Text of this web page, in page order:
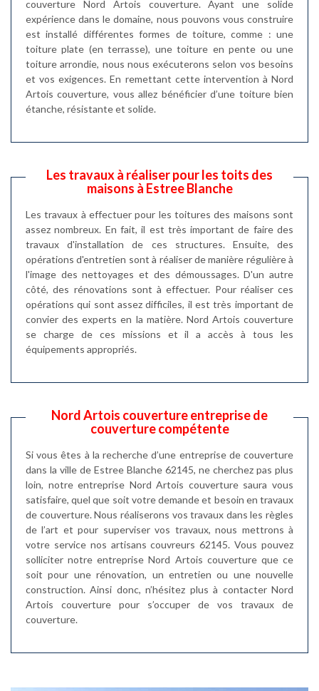
couverture Nord Artois couverture. Ayant une solide
expérience dans le domaine, nous pouvons vous construire
est installé différentes formes de toiture, comme : une
toiture plate (en terrasse), une toiture en pente ou une
toiture arrondie, nous nous exécuterons selon vos besoins
et vos exigences. En remettant cette intervention à Nord
Artois couverture, vous allez bénéficier d’une toiture bien
étanche, résistante et solide.
Les travaux à réaliser pour les toits des
maisons à Estree Blanche
Les travaux à effectuer pour les toitures des maisons sont
assez nombreux. En fait, il est très important de faire des
travaux d'installation de ces structures. Ensuite, des
opérations d'entretien sont à réaliser de manière régulière à
l'image des nettoyages et des démoussages. D'un autre
côté, des rénovations sont à effectuer. Pour réaliser ces
opérations qui sont assez difficiles, il est très important de
convier des experts en la matière. Nord Artois couverture
se charge de ces missions et il a accès à tous les
équipements appropriés.
Nord Artois couverture entreprise de
couverture compétente
Si vous êtes à la recherche d’une entreprise de couverture
dans la ville de Estree Blanche 62145, ne cherchez pas plus
loin, notre entreprise Nord Artois couverture saura vous
satisfaire, quel que soit votre demande et besoin en travaux
de couverture. Nous réaliserons vos travaux dans les règles
de l’art et pour superviser vos travaux, nous mettrons à
votre service nos artisans couvreurs 62145. Vous pouvez
solliciter notre entreprise Nord Artois couverture que ce
soit pour une rénovation, un entretien ou une nouvelle
construction. Ainsi donc, n’hésitez plus à contacter Nord
Artois couverture pour s’occuper de vos travaux de
couverture.